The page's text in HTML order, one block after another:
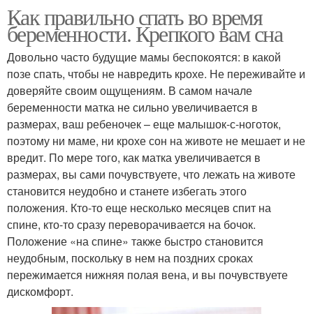
Как правильно спать во время
беременности. Крепкого вам сна
Довольно часто будущие мамы беспокоятся: в какой
позе спать, чтобы не навредить крохе. Не переживайте и
доверяйте своим ощущениям. В самом начале
беременности матка не сильно увеличивается в
размерах, ваш ребеночек – еще малышок-с-ноготок,
поэтому ни маме, ни крохе сон на животе не мешает и не
вредит. По мере того, как матка увеличивается в
размерах, вы сами почувствуете, что лежать на животе
становится неудобно и станете избегать этого
положения. Кто-то еще несколько месяцев спит на
спине, кто-то сразу переворачивается на бочок.
Положение «на спине» также быстро становится
неудобным, поскольку в нем на поздних сроках
пережимается нижняя полая вена, и вы почувствуете
дискомфорт.